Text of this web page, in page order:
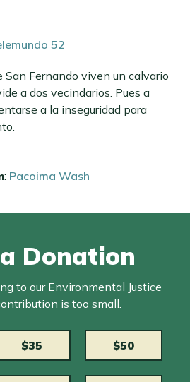
52
San Fernando viven un calvario
a dos vecindarios. Pues a
a la inseguridad para
: Pacoima Wash
Donation
to our Environmental Justice
is too small.
$35 $50